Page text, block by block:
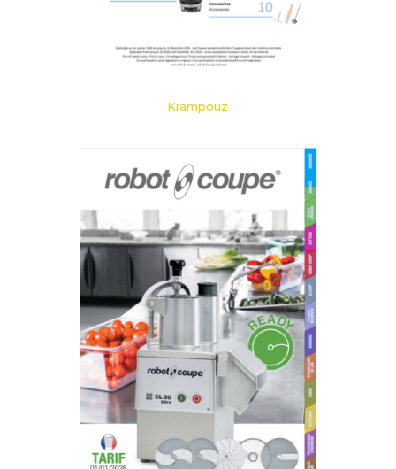
Krampouz